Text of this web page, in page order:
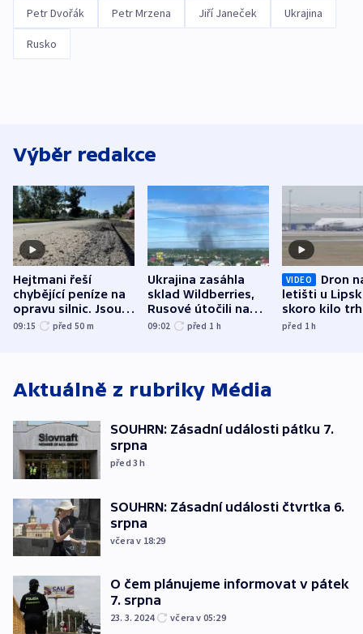
Petr Dvořák Petr Mrzena Jiří Janeček Ukrajina
Rusko
Výběr redakce
Hejtmani řeší
chybějící peníze na
opravu silnic. Jsou
nenárokové, namítá
09:15 před 50 m
Ukrajina zasáhla
sklad Wildberries,
Rusové útočili na
trh, hasiče či
09:02 před 1 h
VIDEO
Dron
letišti u
skoro kilo
indicie
před 1h
Aktuálně z rubriky Média
SOUHRN: Zásadní události pátku 7.
srpna
před 3h
SOUHRN: Zásadní události čtvrtka 6.
srpna
včera v 18:29
O čem plánujeme informovat v pátek
7. srpna
23. 3. 2024 včera v 05:29